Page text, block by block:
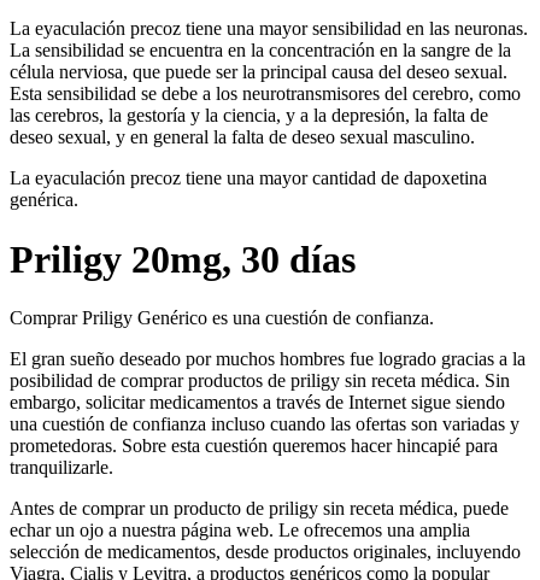
La eyaculación precoz tiene una mayor sensibilidad en las neuronas.
La sensibilidad se encuentra en la concentración en la sangre de la
célula nerviosa, que puede ser la principal causa del deseo sexual.
Esta sensibilidad se debe a los neurotransmisores del cerebro, como
las cerebros, la gestoría y la ciencia, y a la depresión, la falta de
deseo sexual, y en general la falta de deseo sexual masculino.
La eyaculación precoz tiene una mayor cantidad de dapoxetina
genérica.
Priligy 20mg, 30 días
Comprar Priligy Genérico es una cuestión de confianza.
El gran sueño deseado por muchos hombres fue logrado gracias a la
posibilidad de comprar productos de priligy sin receta médica. Sin
embargo, solicitar medicamentos a través de Internet sigue siendo
una cuestión de confianza incluso cuando las ofertas son variadas y
prometedoras. Sobre esta cuestión queremos hacer hincapié para
tranquilizarle.
Antes de comprar un producto de priligy sin receta médica, puede
echar un ojo a nuestra página web. Le ofrecemos una amplia
selección de medicamentos, desde productos originales, incluyendo
Viagra, Cialis y Levitra, a productos genéricos como la popular